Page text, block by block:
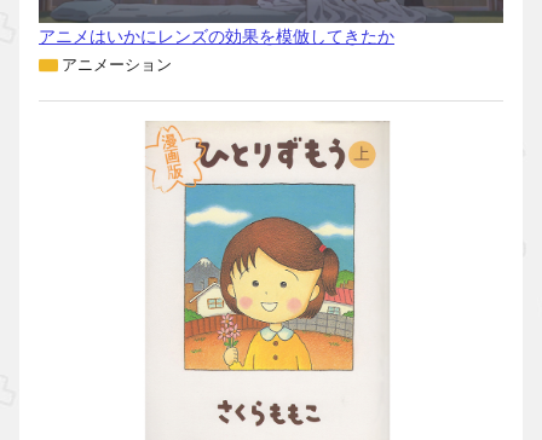
アニメはいかにレンズの効果を模倣してきたか
アニメーション